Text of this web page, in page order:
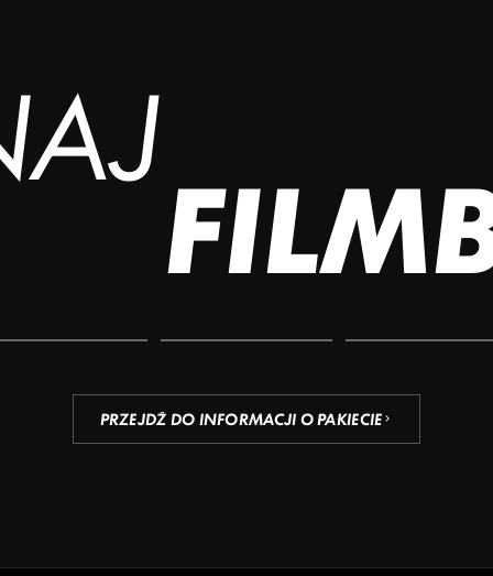
PRZEJDŹ DO INFORMACJI O PAKIECIE